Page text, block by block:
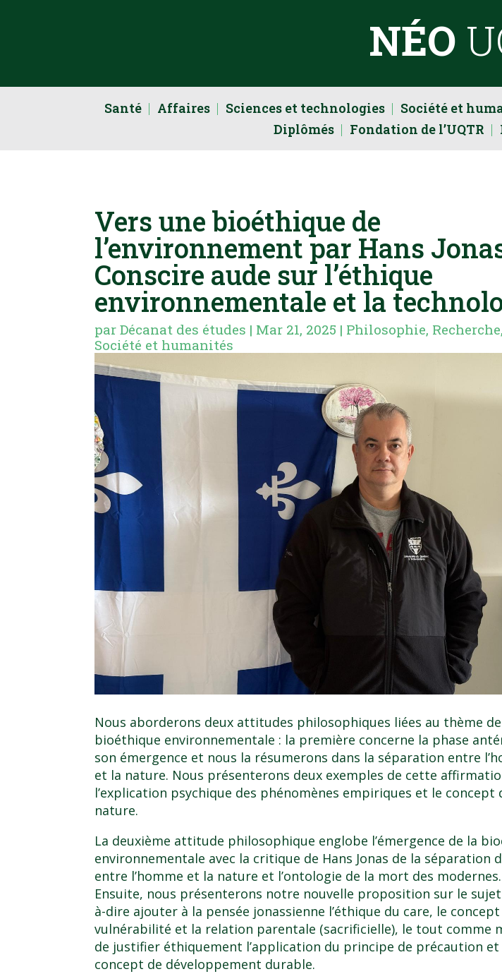
NÉO
Santé Affaires Sciences et technologies Société et
Diplômés
Fondation de l’UQTR
Vers une bioéthique de
l’environnement par Hans
Conscire aude sur l’éthique
environnementale et la
parDécanat des études | Mar 21, 2025 | Philosophie, Recherche,
Société et humanités
Nous aborderons deux attitudes philosophiques liées au thème
bioéthique environnementale : la première concerne la phase
son émergence et nous la résumerons dans la séparation entre
et la nature. Nous présenterons deux exemples de cette
l’explication psychique des phénomènes empiriques et le concept
nature.
La deuxième attitude philosophique englobe l’émergence de la
environnementale avec la critique de Hans Jonas de la séparation
entre l’homme et la nature et l’ontologie de la mort des modernes.
Ensuite, nous présenterons notre nouvelle proposition sur le sujet
à-dire ajouter à la pensée jonassienne l’éthique du care, le concept
vulnérabilité et la relation parentale (sacrificielle), le tout comme
de justifier éthiquement l’application du principe de précaution et
concept de développement durable.